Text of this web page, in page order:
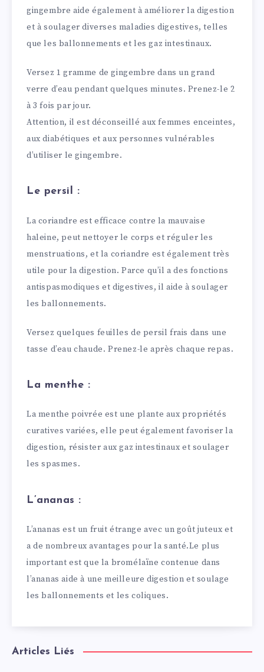
gingembre aide également à améliorer la digestion
et à soulager diverses maladies digestives, telles
que les ballonnements et les gaz intestinaux.
Versez 1 gramme de gingembre dans un grand
verre d’eau pendant quelques minutes. Prenez-le 2
à 3 fois par jour.
Attention, il est déconseillé aux femmes enceintes,
aux diabétiques et aux personnes vulnérables
d’utiliser le gingembre.
Le persil :
La coriandre est efficace contre la mauvaise
haleine, peut nettoyer le corps et réguler les
menstruations, et la coriandre est également très
utile pour la digestion. Parce qu’il a des fonctions
antispasmodiques et digestives, il aide à soulager
les ballonnements.
Versez quelques feuilles de persil frais dans une
tasse d’eau chaude. Prenez-le après chaque repas.
La menthe :
La menthe poivrée est une plante aux propriétés
curatives variées, elle peut également favoriser la
digestion, résister aux gaz intestinaux et soulager
les spasmes.
L’ananas :
L’ananas est un fruit étrange avec un goût juteux et
a de nombreux avantages pour la santé.Le plus
important est que la bromélaïne contenue dans
l’ananas aide à une meilleure digestion et soulage
les ballonnements et les coliques.
Articles Liés